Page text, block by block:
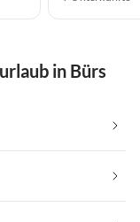
in Bürs